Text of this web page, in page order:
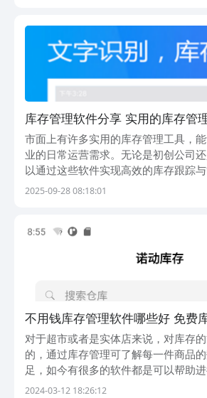
管，...
库存管理软件分享 实用的库存管
市面上有许多实用的库存管理工具，
业的日常运营需求。无论是初创公司
以通过这些软件实现高效的库存跟踪
作后，用户可以轻松完成商品录入、库
2025-09-28 08:18:01
不用钱库存管理软件哪些好 免费
对于超市或者是实体店来说，对库存
的，通过库存管理可了解每一件商品
足，如今有很多的软件都是可以帮助
天给大家介绍免费库存管理软件哪个好
2024-03-12 18:26:12